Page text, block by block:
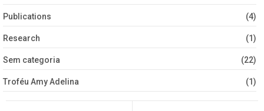
Publications (4)
Research (1)
Sem categoria (22)
Troféu Amy Adelina (1)